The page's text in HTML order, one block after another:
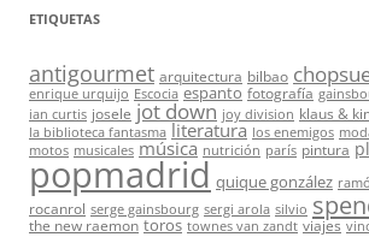
ETIQUETAS
antigourmet arquitectura bilbao
enrique urquijo Escocia espanto fotografía
ian curtis josele jot down joy division klaus &
la biblioteca fantasma literatura los enemigos
motos musicales música nutrición parís pintura
popmadrid quique gonzález
rocanrol serge gainsbourg sergi arola silvio
the new raemon toros townes van zandt viajes